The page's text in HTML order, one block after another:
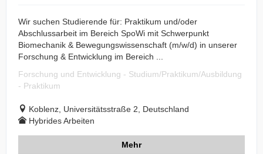
Wir suchen Studierende für: Praktikum und/oder
Abschlussarbeit im Bereich SpoWi mit Schwerpunkt
Biomechanik & Bewegungswissenschaft (m/w/d) in unserer
Forschung & Entwicklung im Bereich ...
Forschung und Entwicklung - Studium/Praktikum/Ausbildung
- Praktikum
Koblenz, Universitätsstraße 2, Deutschland
Hybrides Arbeiten
Mehr